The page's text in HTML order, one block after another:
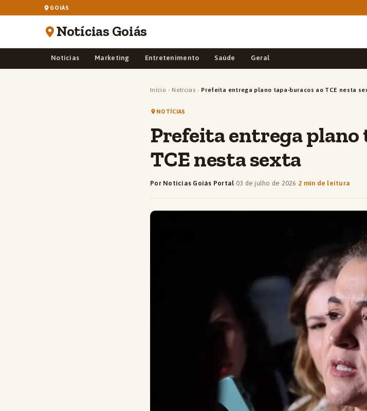
GOIÁS
Notícias Goiás
Notícias Marketing Entretenimento Saúde Geral
Início › Notícias › Prefeita entrega plano tapa-buracos ao TCE nesta
NOTÍCIAS
Prefeita entrega plano
TCE nesta sexta
Por Notícias Goiás Portal·03 de julho de 2026 ·2 min de leitura